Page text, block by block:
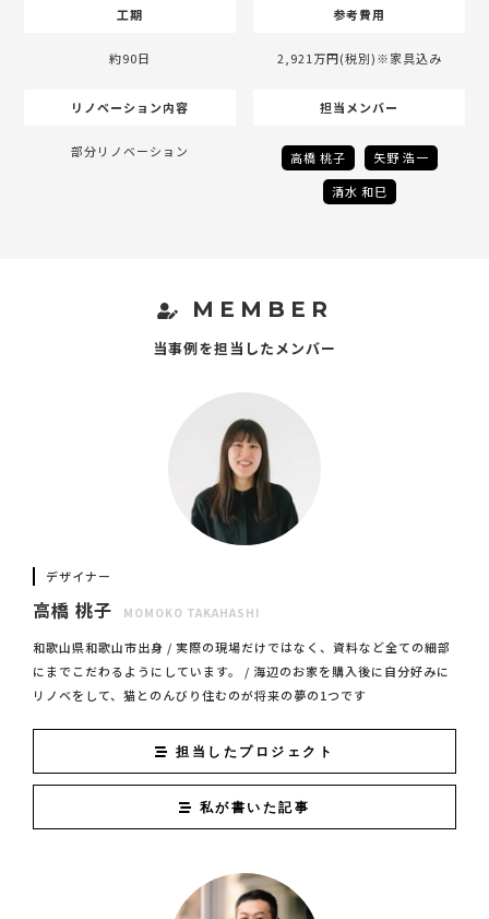
工期
約90日
参考費用
2,921万円(税別)※家具込み
リノベーション内容
部分リノベーション
担当メンバー
高橋 桃子
矢野 浩一
清水 和巳
MEMBER
当事例を担当したメンバー
デザイナー
高橋 桃子 MOMOKO TAKAHASHI
和歌山県和歌山市出身 / 実際の現場だけではなく、資料など全ての細部
にまでこだわるようにしています。 / 海辺のお家を購入後に自分好みに
リノベをして、猫とのんびり住むのが将来の夢の1つです
担当したプロジェクト
私が書いた記事